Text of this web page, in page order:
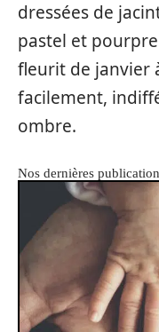
dressées de
pastel et
fleurit de janvier
facilement,
ombre.
Nos dernières